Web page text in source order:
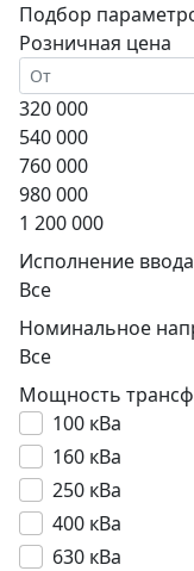
Подбор
Розничная цена
320 000
540 000
760 000
980 000
1 200 000
Исполнение
Все
Номинальное
Все
Мощность
100 кВа
160 кВа
250 кВа
400 кВа
630 кВа